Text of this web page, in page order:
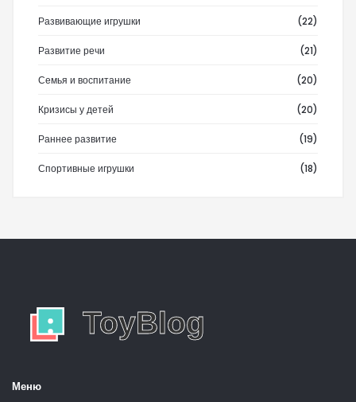
Развивающие игрушки (22)
Развитие речи (21)
Семья и воспитание (20)
Кризисы у детей (20)
Раннее развитие (19)
Спортивные игрушки (18)
Меню